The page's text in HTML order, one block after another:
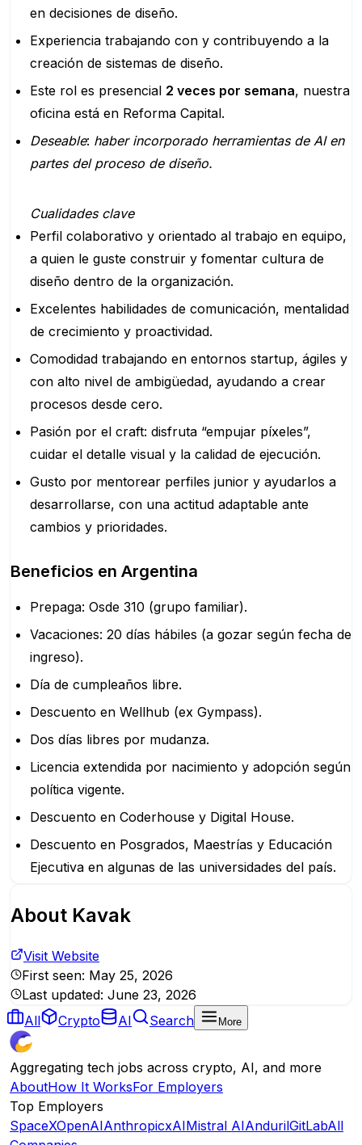
en decisiones de diseño.
Experiencia trabajando con y contribuyendo a la
creación de sistemas de diseño.
Este rol es presencial 2 veces por semana, nuestra
oficina está en Reforma Capital.
Deseable: haber incorporado herramientas de AI en
partes del proceso de diseño.
Cualidades clave
Perfil colaborativo y orientado al trabajo en equipo,
a quien le guste construir y fomentar cultura de
diseño dentro de la organización.
Excelentes habilidades de comunicación, mentalidad
de crecimiento y proactividad.
Comodidad trabajando en entornos startup, ágiles y
con alto nivel de ambigüedad, ayudando a crear
procesos desde cero.
Pasión por el craft: disfruta “empujar píxeles”,
cuidar el detalle visual y la calidad de ejecución.
Gusto por mentorear perfiles junior y ayudarlos a
desarrollarse, con una actitud adaptable ante
cambios y prioridades.
Beneficios en Argentina
Prepaga: Osde 310 (grupo familiar).
Vacaciones: 20 días hábiles (a gozar según fecha de
ingreso).
Día de cumpleaños libre.
Descuento en Wellhub (ex Gympass).
Dos días libres por mudanza.
Licencia extendida por nacimiento y adopción según
política vigente.
Descuento en Coderhouse y Digital House.
Descuento en Posgrados, Maestrías y Educación
Ejecutiva en algunas de las universidades del país.
About Kavak
Visit Website
First seen: May 25, 2026
Last updated: June 23, 2026
All
Crypto AI Search More
Aggregating tech jobs across crypto, AI, and more
AboutHow It WorksFor Employers
Top Employers
SpaceXOpenAIAnthropicxAIMistral AIAndurilGitLabAll